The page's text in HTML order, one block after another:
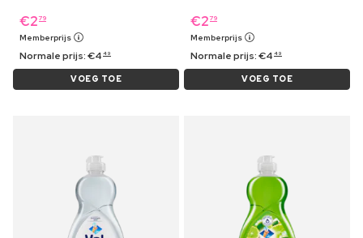
€2 79
Memberprijs
Normale prijs:€4 49
VOEG TOE
€2 79
Memberprijs
Normale prijs:€4 49
VOEG TOE